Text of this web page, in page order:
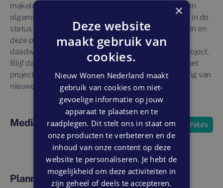
makelaar beheerd. Daarom wordt over deze projecten
algemene informatie gegeven. Nieuwbouwprojecten in de
status 'toekomstig' zijn onderhevig aan veranderingen en
deze projectvermelding is geen garantie voor
daadwerkelijke en ongewijzigde realisatie van het project.
Blijf daarom op de hoogte van ontwikkelingen door het
project te liken. U ontvangt dan via e-mail een melding van
nieuwe ontwikkelingen.
Media Foto's
Planning
×
Deze website
maakt gebruik van
cookies.
Nieuw Wonen Nederland maakt
gebruik van cookies om niet-
gevoelige informatie op jouw
apparaat te plaatsen en te
raadplegen. Dit stelt ons in staat om
onze producten te verbeteren en de
inhoud van onze content op deze
website te personaliseren. Je hebt de
mogelijkheid om deze activiteiten in
zijn geheel of deels te accepteren.